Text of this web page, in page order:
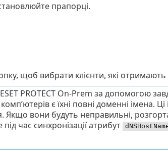
прапорці.
щоб вибрати клієнти, які отримають
PROTECT On-Prem за допомогою
є їхні повні доменні імена.
Якщо вони будуть неправильні,
час синхронізації атрибут